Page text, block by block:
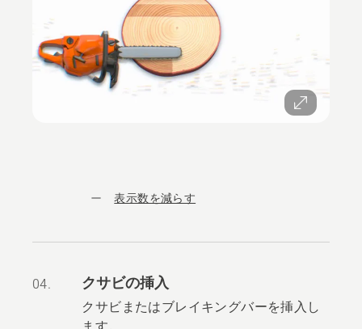
表示数を減らす
04. クサビの挿入
クサビまたはブレイキングバーを挿入し